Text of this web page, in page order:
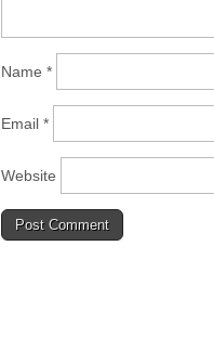
Name *
Email *
Website